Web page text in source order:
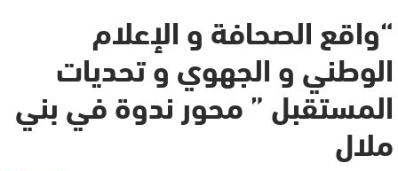
“واقع الصحافة و الإعلام
الوطني و الجهوي و تحديات
المستقبل ” محور ندوة في بني
ملال